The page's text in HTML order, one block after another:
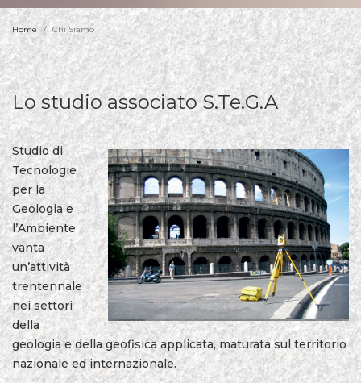
Home Chi Siamo
Lo studio associato S.Te.G.A
Studio di
Tecnologie
per la
Geologia e
l’Ambiente
vanta
un’attività
trentennale
nei settori
della
geologia e della geofisica applicata, maturata sul territorio
nazionale ed internazionale.